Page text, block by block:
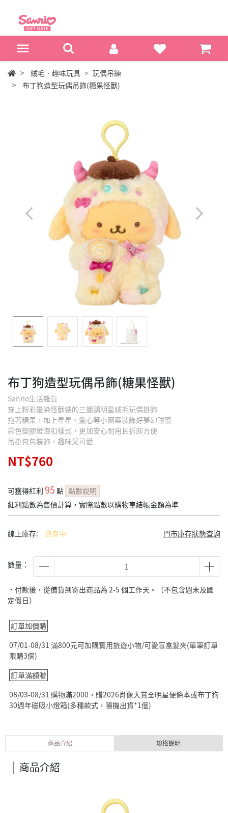
絨毛‧趣味玩具
玩偶吊鍊
布丁狗造型玩偶吊飾(糖果怪獸)
布丁狗造型玩偶吊飾(糖果怪獸)
Sanrio生活雜貨
穿上粉彩暈染怪獸裝的三麗鷗明星絨毛玩偶掛飾
抱著糖果，加上星星、愛心等小圖案裝飾好夢幻甜蜜
彩色塑膠燈泡扣樣式，更加安心耐用且拆卸方便
吊掛包包裝飾，趣味又可愛
NT$760
可獲得紅利 95 點 點數說明
紅利點數為售價計算，實際點數以購物車結帳金額為準
線上庫存: 熱賣中 門市庫存狀態查詢
數量：
˙付款後，從備貨到寄出商品為 2-5 個工作天。（不包含週末及國
定假日）
訂單加價購
07/01-08/31 滿800元可加購實用旅遊小物/可愛盲盒髮夾(單筆訂單
限購3個)
訂單滿額贈
08/03-08/31 購物滿2000，贈2026肖像大賞全明星便條本或布丁狗
30週年磁吸小燈箱(多種款式，隨機出貨*1個)
商品介紹 規格說明
商品介紹